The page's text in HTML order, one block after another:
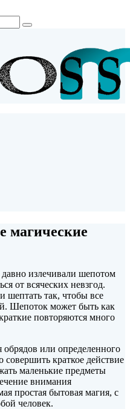
магические
излечивали шепотом
от всяческих невзгод.
так, чтобы все
Шепоток может быть как
повторяются много
или определенного
краткое действие
маленькие предметы
внимания
простая бытовая магия, с
человек.